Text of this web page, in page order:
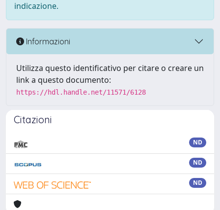
indicazione.
Informazioni
Utilizza questo identificativo per citare o creare un
link a questo documento:
https://hdl.handle.net/11571/6128
Citazioni
ND
ND
ND